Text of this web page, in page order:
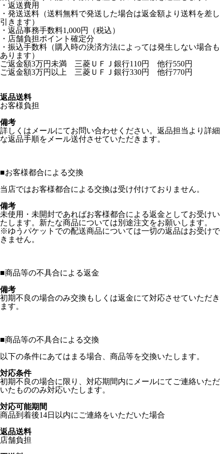
・返送費用
・発送送料（送料無料で発送した場合は返金額より送料を差し
引きます）
・返品事務手数料1,000円（税込）
・店舗負担ポイント確定分
・振込手数料（購入時の決済方法によっては発生しない場合も
あります）
ご返金額3万円未満 三菱ＵＦＪ銀行110円 他行550円
ご返金額3万円以上 三菱ＵＦＪ銀行330円 他行770円
返品送料
お客様負担
備考
詳しくはメールにてお問い合わせください。返品担当より詳細
な返品手順をメール送付させていただきます。
■お客様都合による交換
当店ではお客様都合による交換は受け付けておりません。
備考
未使用・未開封であればお客様都合による返金としてお受けい
たします。新たな商品については別途注文をお願いします。
※ゆうパケットでの配送商品については一切の返品はお受けで
きません。
■商品等の不具合による返金
備考
初期不良の場合のみ交換もしくは返金にて対応させていただき
ます。
■商品等の不具合による交換
以下の条件にあてはまる場合、商品等を交換いたします。
対応条件
初期不良の場合に限り、対応期間内にメールにてご連絡いただ
いたもののみ対応いたします。
対応可能期間
商品到着後14日以内にご連絡をいただいた場合
返品送料
店舗負担